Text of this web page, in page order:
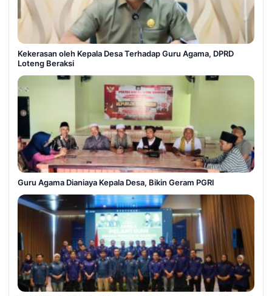
Kekerasan oleh Kepala Desa Terhadap Guru Agama, DPRD
Loteng Beraksi
Guru Agama Dianiaya Kepala Desa, Bikin Geram PGRI